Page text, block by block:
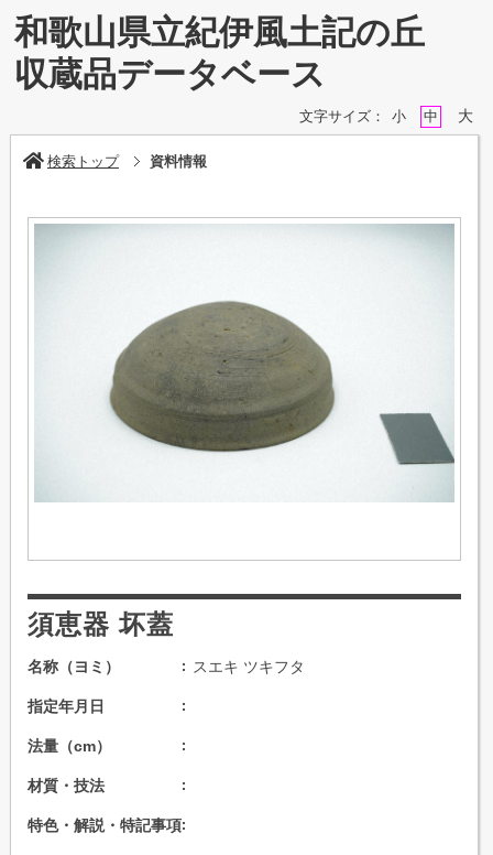
和歌山県立紀伊風土記の丘
収蔵品データベース
文字サイズ： 小 中 大
検索トップ 資料情報
須恵器 坏蓋
名称（ヨミ） スエキ ツキフタ
指定年月日
法量（cm）
材質・技法
特色・解説・特記事項